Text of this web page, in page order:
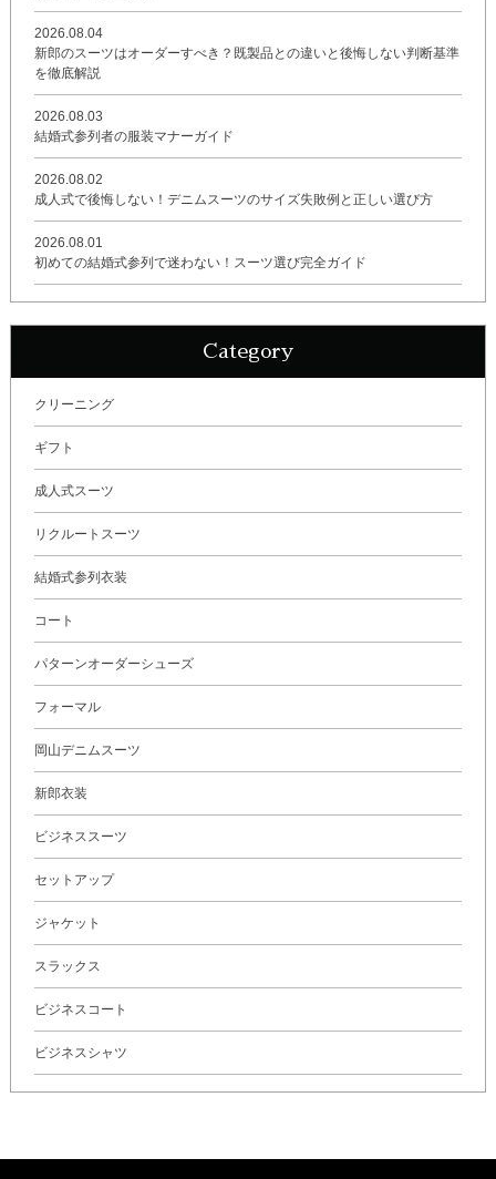
2026.08.04
新郎のスーツはオーダーすべき？既製品との違いと後悔しない判断基準
を徹底解説
2026.08.03
結婚式参列者の服装マナーガイド
2026.08.02
成人式で後悔しない！デニムスーツのサイズ失敗例と正しい選び方
2026.08.01
初めての結婚式参列で迷わない！スーツ選び完全ガイド
Category
クリーニング
ギフト
成人式スーツ
リクルートスーツ
結婚式参列衣装
コート
パターンオーダーシューズ
フォーマル
岡山デニムスーツ
新郎衣装
ビジネススーツ
セットアップ
ジャケット
スラックス
ビジネスコート
ビジネスシャツ